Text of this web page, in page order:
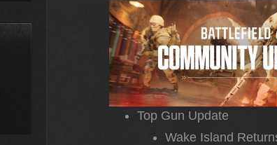
Top Gun Update
Wake Island